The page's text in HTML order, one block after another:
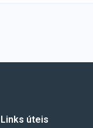
Links úteis